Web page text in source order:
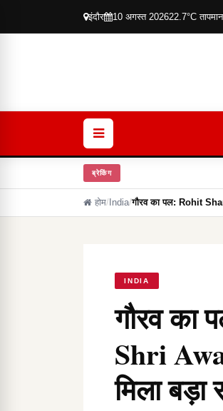
इंदौर 10 अगस्त 202622.7°C तापमान
ब्रेकिंग
होम/ India/गौरव का पल: Rohit
INDIA
गौरव का
Shri
मिला बड़ा